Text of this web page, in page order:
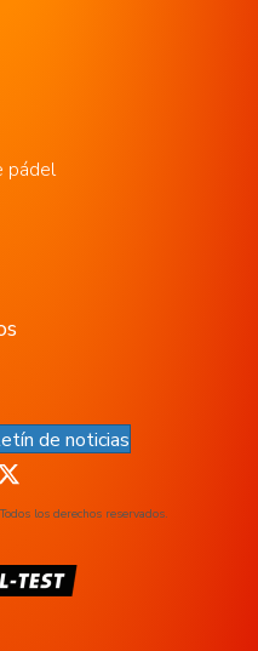
pádel
de noticias
los derechos reservados.